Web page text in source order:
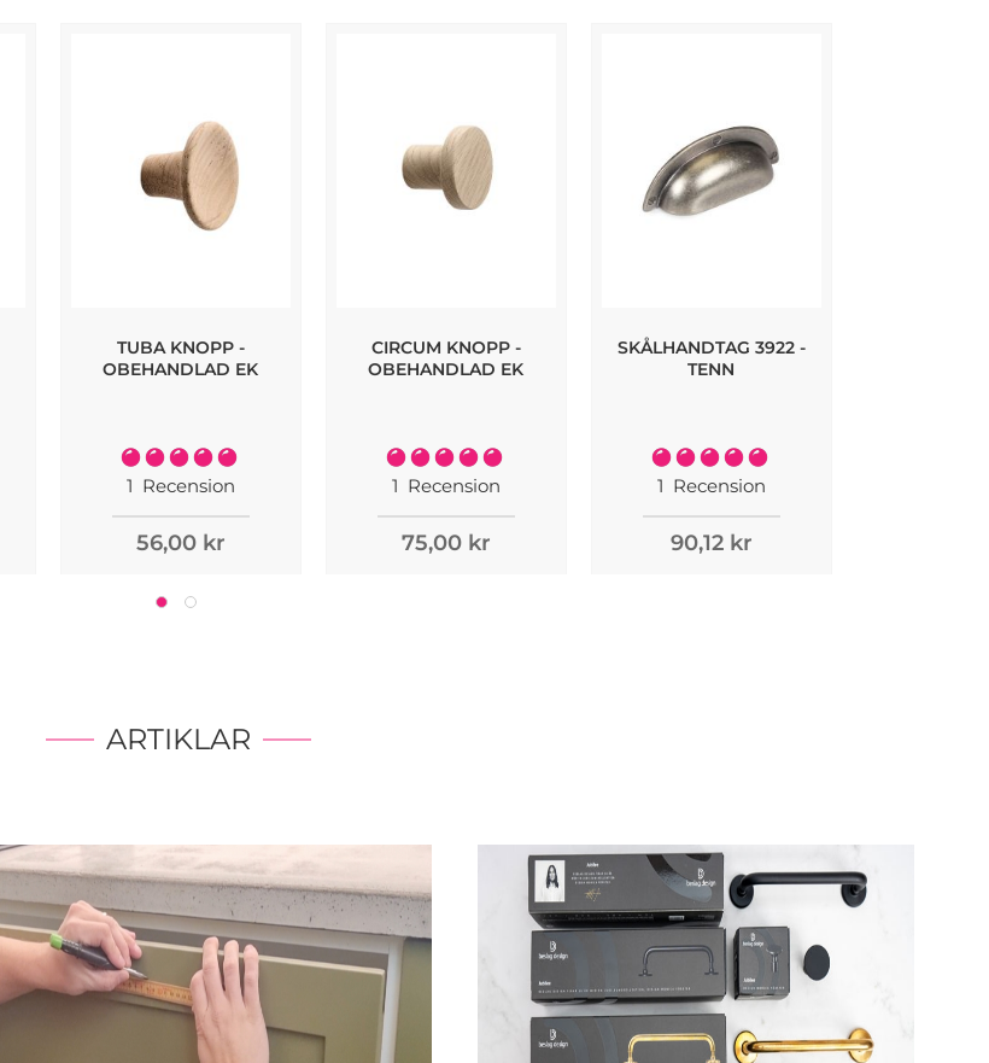
TUBA KNOPP -
OBEHANDLAD EK
Rating:
100%
1 Recension
56,00 kr
CIRCUM KNOPP -
OBEHANDLAD EK
Rating:
100%
1 Recension
75,00 kr
SKÅLHANDTAG 3922 -
TENN
Rating:
100%
1 Recension
90,12 kr
ARTIKLAR